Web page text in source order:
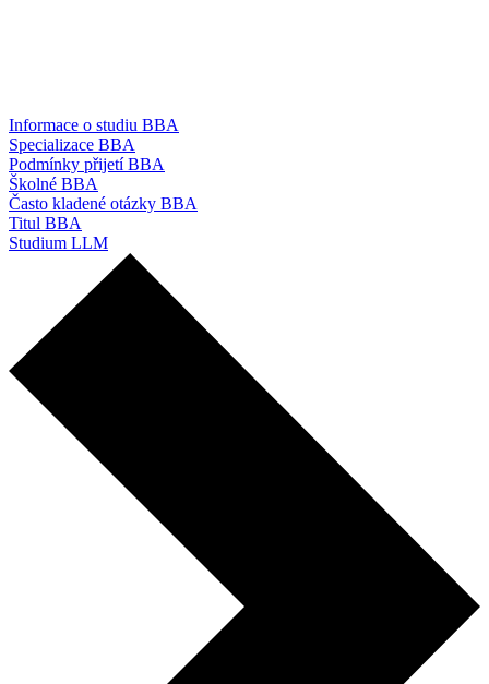
Informace o studiu BBA
Specializace BBA
Podmínky přijetí BBA
Školné BBA
Často kladené otázky BBA
Titul BBA
Studium LLM